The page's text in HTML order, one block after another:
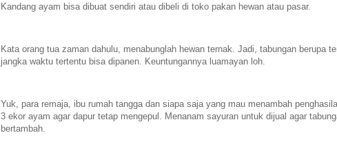
Kandang ayam bisa dibuat sendiri atau dibeli di toko pakan hewan atau pasar.
Kata orang tua zaman dahulu, menabunglah hewan ternak. Jadi, tabungan berupa
jangka waktu tertentu bisa dipanen. Keuntungannya luamayan loh.
Yuk, para remaja, ibu rumah tangga dan siapa saja yang mau menambah
3 ekor ayam agar dapur tetap mengepul. Menanam sayuran untuk dijual agar
bertambah.